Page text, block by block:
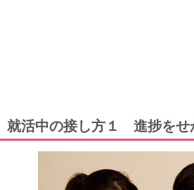
就活中の接し方１ 進捗をせ